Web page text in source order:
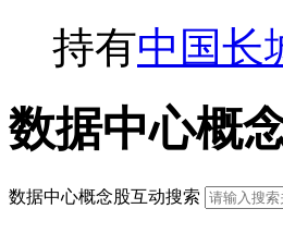
持有中国长
数据中心概念
数据中心概念股互动搜索